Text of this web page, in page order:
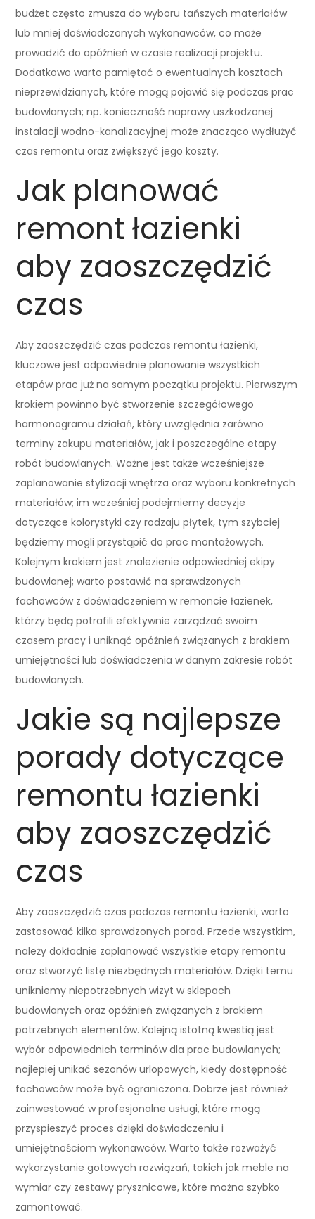
budżet często zmusza do wyboru tańszych materiałów
lub mniej doświadczonych wykonawców, co może
prowadzić do opóźnień w czasie realizacji projektu.
Dodatkowo warto pamiętać o ewentualnych kosztach
nieprzewidzianych, które mogą pojawić się podczas prac
budowlanych; np. konieczność naprawy uszkodzonej
instalacji wodno-kanalizacyjnej może znacząco wydłużyć
czas remontu oraz zwiększyć jego koszty.
Jak planować
remont łazienki
aby zaoszczędzić
czas
Aby zaoszczędzić czas podczas remontu łazienki,
kluczowe jest odpowiednie planowanie wszystkich
etapów prac już na samym początku projektu. Pierwszym
krokiem powinno być stworzenie szczegółowego
harmonogramu działań, który uwzględnia zarówno
terminy zakupu materiałów, jak i poszczególne etapy
robót budowlanych. Ważne jest także wcześniejsze
zaplanowanie stylizacji wnętrza oraz wyboru konkretnych
materiałów; im wcześniej podejmiemy decyzje
dotyczące kolorystyki czy rodzaju płytek, tym szybciej
będziemy mogli przystąpić do prac montażowych.
Kolejnym krokiem jest znalezienie odpowiedniej ekipy
budowlanej; warto postawić na sprawdzonych
fachowców z doświadczeniem w remoncie łazienek,
którzy będą potrafili efektywnie zarządzać swoim
czasem pracy i uniknąć opóźnień związanych z brakiem
umiejętności lub doświadczenia w danym zakresie robót
budowlanych.
Jakie są najlepsze
porady dotyczące
remontu łazienki
aby zaoszczędzić
czas
Aby zaoszczędzić czas podczas remontu łazienki, warto
zastosować kilka sprawdzonych porad. Przede wszystkim,
należy dokładnie zaplanować wszystkie etapy remontu
oraz stworzyć listę niezbędnych materiałów. Dzięki temu
unikniemy niepotrzebnych wizyt w sklepach
budowlanych oraz opóźnień związanych z brakiem
potrzebnych elementów. Kolejną istotną kwestią jest
wybór odpowiednich terminów dla prac budowlanych;
najlepiej unikać sezonów urlopowych, kiedy dostępność
fachowców może być ograniczona. Dobrze jest również
zainwestować w profesjonalne usługi, które mogą
przyspieszyć proces dzięki doświadczeniu i
umiejętnościom wykonawców. Warto także rozważyć
wykorzystanie gotowych rozwiązań, takich jak meble na
wymiar czy zestawy prysznicowe, które można szybko
zamontować.